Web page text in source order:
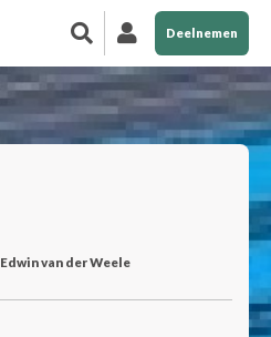
Deelnemen
Edwin van der Weele